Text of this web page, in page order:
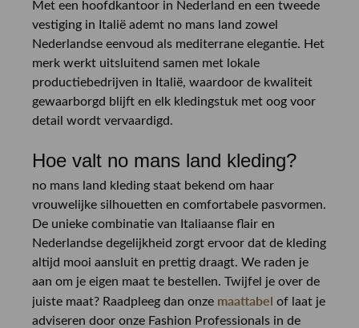
Met een hoofdkantoor in Nederland en een tweede
vestiging in Italië ademt no mans land zowel
Nederlandse eenvoud als mediterrane elegantie. Het
merk werkt uitsluitend samen met lokale
productiebedrijven in Italië, waardoor de kwaliteit
gewaarborgd blijft en elk kledingstuk met oog voor
detail wordt vervaardigd.
Hoe valt no mans land kleding?
no mans land kleding staat bekend om haar
vrouwelijke silhouetten en comfortabele pasvormen.
De unieke combinatie van Italiaanse flair en
Nederlandse degelijkheid zorgt ervoor dat de kleding
altijd mooi aansluit en prettig draagt. We raden je
aan om je eigen maat te bestellen. Twijfel je over de
juiste maat? Raadpleeg dan onze maattabel of laat je
adviseren door onze Fashion Professionals in de